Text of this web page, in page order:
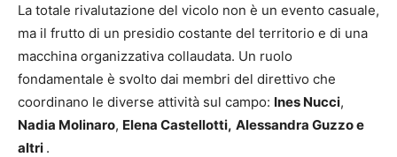
La totale rivalutazione del vicolo non è un evento casuale,
ma il frutto di un presidio costante del territorio e di una
macchina organizzativa collaudata. Un ruolo
fondamentale è svolto dai membri del direttivo che
coordinano le diverse attività sul campo: Ines Nucci,
Nadia Molinaro, Elena Castellotti, Alessandra Guzzo e
altri .